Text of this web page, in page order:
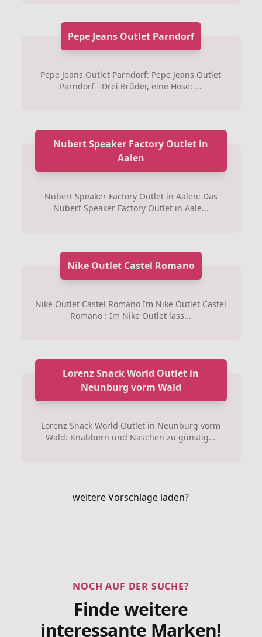
Pepe Jeans Outlet Parndorf
Pepe Jeans Outlet Parndorf: Pepe Jeans Outlet
Parndorf -Drei Brüder, eine Hose: ...
Nubert Speaker Factory Outlet in
Aalen
Nubert Speaker Factory Outlet in Aalen: Das
Nubert Speaker Factory Outlet in Aale...
Nike Outlet Castel Romano
Nike Outlet Castel Romano Im Nike Outlet Castel
Romano : Im Nike Outlet lass...
Lorenz Snack World Outlet in
Neunburg vorm Wald
Lorenz Snack World Outlet in Neunburg vorm
Wald: Knabbern und Naschen zu günstig...
weitere Vorschläge laden?
NOCH AUF DER SUCHE?
Finde weitere
interessante Marken!